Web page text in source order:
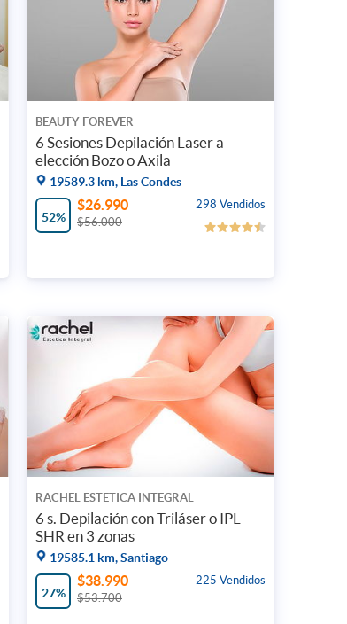
BEAUTY FOREVER
6 Sesiones Depilación Laser a
elección Bozo o Axila
19589.3 km, Las Condes
52%
298 Vendidos
$26.990
$56.000
RACHEL ESTETICA INTEGRAL
6 s. Depilación con Triláser o IPL
SHR en 3 zonas
19585.1 km, Santiago
27%
225 Vendidos
$38.990
$53.700